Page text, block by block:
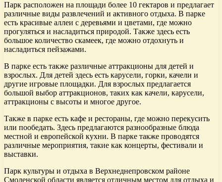
Парк расположен на площади более 10 гектаров и предлагает
различные виды развлечений и активного отдыха. В парке
есть красивые аллеи с деревьями и цветами, где можно
прогуляться и насладиться природой. Также здесь есть
большое количество скамеек, где можно отдохнуть и
насладиться пейзажами.
В парке есть также различные аттракционы для детей и
взрослых. Для детей здесь есть карусели, горки, качели и
другие игровые площадки. Для взрослых предлагается
большой выбор аттракционов, таких как качели, карусели,
аттракционы с высоты и многое другое.
Также в парке есть кафе и рестораны, где можно перекусить
или пообедать. Здесь предлагаются разнообразные блюда
местной и европейской кухни. В парке также проводятся
различные мероприятия, такие как концерты, фестивали и
выставки.
Парк культуры и отдыха в Верхнеднепровском районе
Смоленской области является отличным местом для отдыха и